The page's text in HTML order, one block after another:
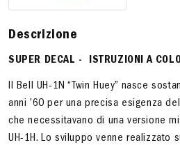
Descrizione
SUPER DECAL - ISTRUZIONI A
Il Bell UH-1N “Twin Huey” nasce
anni ’60 per una precisa esigenza
che necessitavano di una versione
UH-1H. Lo sviluppo venne realizzato